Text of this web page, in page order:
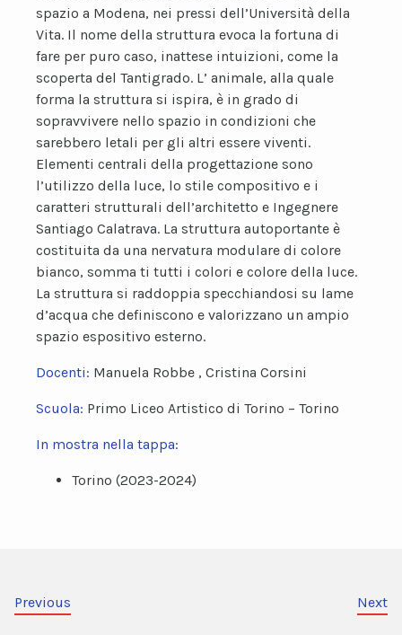
spazio a Modena, nei pressi dell’Università della
Vita. Il nome della struttura evoca la fortuna di
fare per puro caso, inattese intuizioni, come la
scoperta del Tantigrado. L’ animale, alla quale
forma la struttura si ispira, è in grado di
sopravvivere nello spazio in condizioni che
sarebbero letali per gli altri essere viventi.
Elementi centrali della progettazione sono
l’utilizzo della luce, lo stile compositivo e i
caratteri strutturali dell’architetto e Ingegnere
Santiago Calatrava. La struttura autoportante è
costituita da una nervatura modulare di colore
bianco, somma ti tutti i colori e colore della luce.
La struttura si raddoppia specchiandosi su lame
d’acqua che definiscono e valorizzano un ampio
spazio espositivo esterno.
Docenti: Manuela Robbe , Cristina Corsini
Scuola: Primo Liceo Artistico di Torino – Torino
In mostra nella tappa:
Torino (2023-2024)
Previous Next